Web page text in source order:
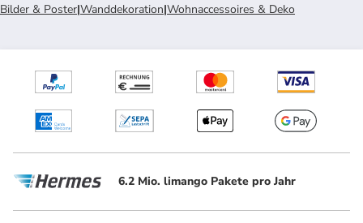
Bilder & Poster|Wanddekoration|Wohnaccessoires & Deko
6.2 Mio. limango Pakete pro Jahr